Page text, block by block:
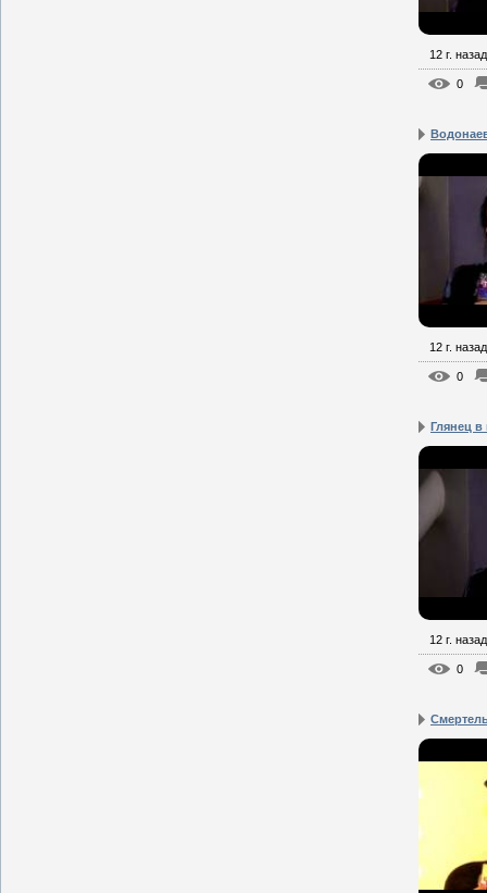
12 г. назад
0
12 г. назад
0
Глянец
12 г. назад
0